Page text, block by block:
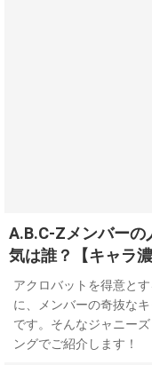
A.B.C-Zメンバーの
気は誰？【キャラ
アクロバットを得意と
に、メンバーの奇抜な
です。そんなジャニー
ングでご紹介します！